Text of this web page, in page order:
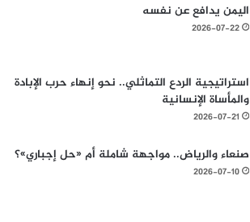
اليمن يدافع عن نفسه
2026-07-22
استراتيجية الردع التماثلي.. نحو إنهاء حرب الإبادة
والمأساة الإنسانية
2026-07-21
صنعاء والرياض.. مواجهة شاملة أم «حل إجباري»؟
2026-07-10